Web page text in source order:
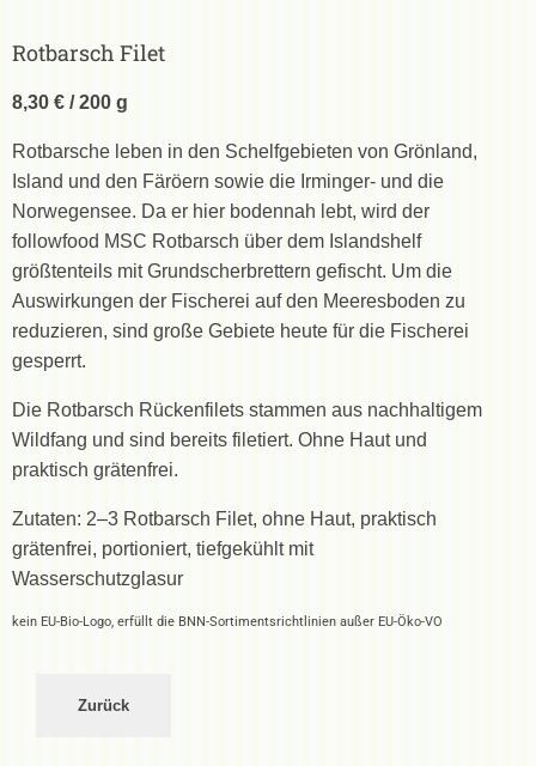
Rotbarsch Filet
8,30 € / 200 g
Rotbarsche leben in den Schelfgebieten von Grönland,
Island und den Färöern sowie die Irminger- und die
Norwegensee. Da er hier bodennah lebt, wird der
followfood MSC Rotbarsch über dem Islandshelf
größtenteils mit Grundscherbrettern gefischt. Um die
Auswirkungen der Fischerei auf den Meeresboden zu
reduzieren, sind große Gebiete heute für die Fischerei
gesperrt.
Die Rotbarsch Rückenfilets stammen aus nachhaltigem
Wildfang und sind bereits filetiert. Ohne Haut und
praktisch grätenfrei.
Zutaten: 2–3 Rotbarsch Filet, ohne Haut, praktisch
grätenfrei, portioniert, tiefgekühlt mit
Wasserschutzglasur
kein EU-Bio-Logo, erfüllt die BNN-Sortimentsrichtlinien außer EU-Öko-VO